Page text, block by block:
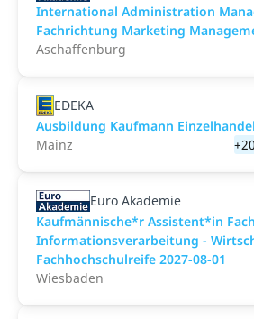
International Administration
Fachrichtung Marketing
Aschaffenburg
EDEKA
Ausbildung Kaufmann
Mainz
Euro Akademie
Kaufmännische*r Assistent*in
Informationsverarbeitung -
Fachhochschulreife 2027-08-01
Wiesbaden